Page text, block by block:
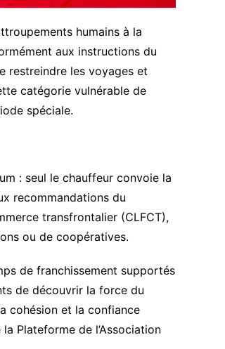
humains à la
aux instructions du
restreindre les voyages et
catégorie vulnérable de
spéciale.
: seul le chauffeur convoie la
recommandations du
transfrontalier (CLFCT),
ou de coopératives.
de franchissement supportés
de découvrir la force du
cohésion et la confiance
Plateforme de l’Association